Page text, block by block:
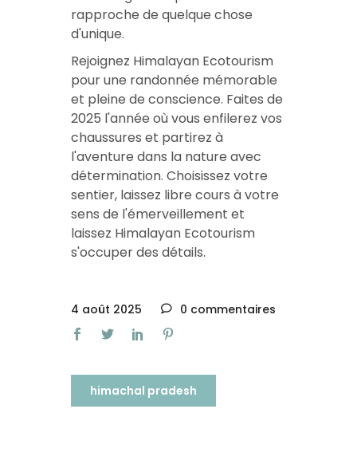
rapproche de quelque chose
d'unique.
Rejoignez Himalayan Ecotourism
pour une randonnée mémorable
et pleine de conscience. Faites de
2025 l'année où vous enfilerez vos
chaussures et partirez à
l'aventure dans la nature avec
détermination. Choisissez votre
sentier, laissez libre cours à votre
sens de l'émerveillement et
laissez Himalayan Ecotourism
s'occuper des détails.
4 août 2025 0 commentaires
himachal pradesh